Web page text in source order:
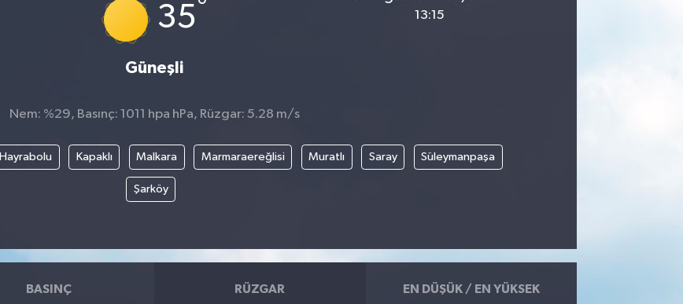
35°
Güneşli
13:15
Nem: %29, Basınç: 1011 hpa hPa, Rüzgar: 5.28 m/s
Hayrabolu Kapaklı Malkara Marmaraereğlisi Muratlı Saray Süleymanpaşa
Şarköy
BASINÇ RÜZGAR EN DÜŞÜK / EN YÜKSEK